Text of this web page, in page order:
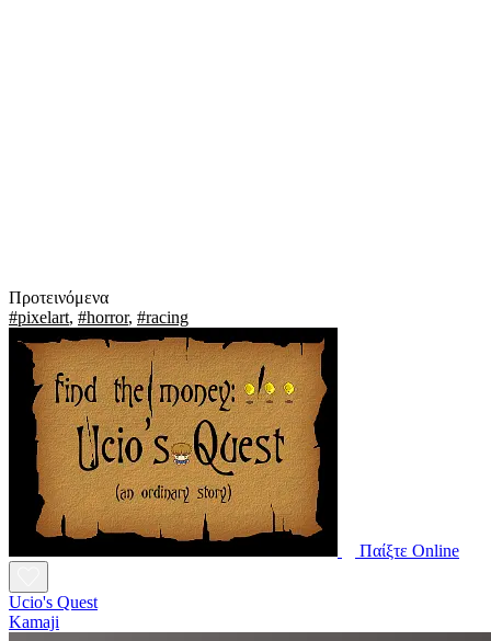
Προτεινόμενα
#pixelart, #horror, #racing
Παίξτε Online
Ucio's Quest
Kamaji